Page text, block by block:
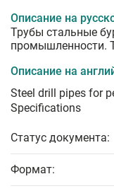
Описание на
Трубы стальные
промышленности.
Описание на
Steel drill pipes for
Specifications
Статус документа:
Формат: